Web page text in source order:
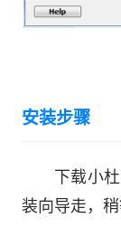
安装步骤
下载小杜
装向导走，